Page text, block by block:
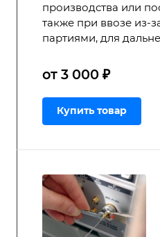
производства или
также при ввозе из-
партиями, для
от 3 000 ₽
Купить товар